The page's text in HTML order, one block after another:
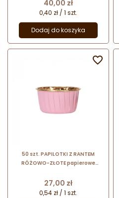
Cena
40,00 zł
0,40 zł / 1 szt.
Dodaj do koszyka
50 szt. PAPILOTKI Z RANTEM
RÓŻOWO-ZŁOTE papierowe
aluminiową powłoką w kolorze
złotym
Cena
27,00 zł
0,54 zł / 1 szt.
